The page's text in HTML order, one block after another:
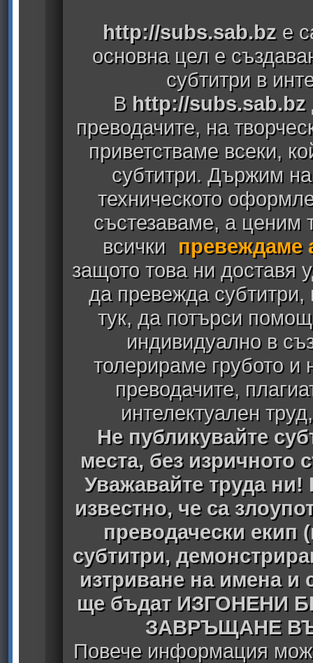
http://subs.sab.bz е
основна цел е
субтитри в
В http://subs.sab.bz
преводачите, на
приветстваме всеки,
субтитри. Държим
техническото
състезаваме, а ценим
всички
превеждаме
защото това ни доставя
да превежда
тук, да потърси
индивидуално в
толерираме грубото
преводачите,
интелектуален
Не публикувайте
места, без изричното
Уважавайте труда ни!
известно, че са
преводачески екип
субтитри,
изтриване на имена
ще бъдат ИЗГОНЕНИ
ЗАВРЪЩАНЕ
Повече информация